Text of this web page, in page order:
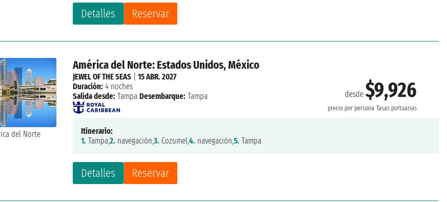
Detalles Reservar
América del Norte: Estados Unidos, México
desde$9,926
precio por persona Tasas portuarias
Detalles Reservar
JEWEL OF THE SEAS |15 ABR. 2027
Duración: 4 noches
Salida desde: Tampa Desembarque: Tampa
Itinerario:
1. Tampa,2. navegación,3. Cozumel,4. navegación,5. Tampa